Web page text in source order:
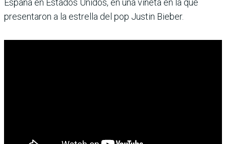
España en Estados Unidos, en una viñeta en la que
presentaron a la estrella del pop Justin Bieber.